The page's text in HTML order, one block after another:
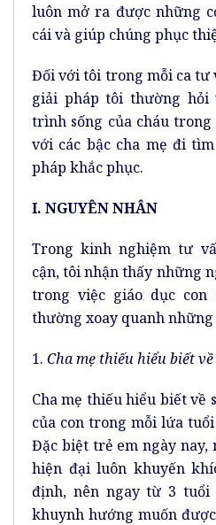
luôn mở ra được những
cái và giúp chúng phục
Đối với tôi trong mỗi ca tư
giải pháp tôi thường hỏi
trình sống của cháu
với các bậc cha mẹ đi
pháp khắc phục.
I. NGUYÊN NHÂN
Trong kinh nghiệm tư
cận, tôi nhận thấy những
trong việc giáo dục con
thường xoay quanh những
1. Cha mẹ thiếu hiểu biết
Cha mẹ thiếu hiểu biết về
của con trong mỗi lứa
Đặc biệt trẻ em ngày nay,
hiện đại luôn khuyến
định, nên ngay từ 3
khuynh hướng muốn